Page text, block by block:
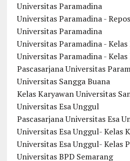
Universitas Paramadina
Universitas Paramadina -
Universitas Paramadina
Universitas Paramadina -
Universitas Paramadina -
Pascasarjana Universitas
Universitas Sangga Buana
Kelas Karyawan Universitas
Universitas Esa Unggul
Pascasarjana Universitas Esa
Universitas Esa Unggul- Kelas
Universitas Esa Unggul- Kelas
Universitas BPD Semarang